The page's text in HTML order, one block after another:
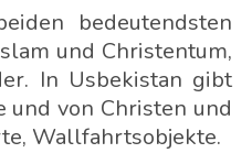
bedeutendsten
und Christentum,
In Usbekistan gibt
von Christen und
Wallfahrtsobjekte.